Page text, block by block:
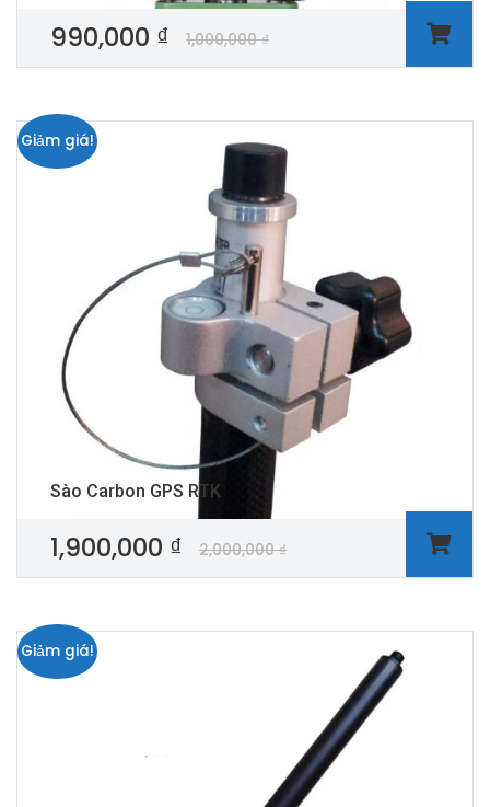
1,000,000₫
990,000 ₫
Giảm giá!
Sào Carbon GPS RTK
2,000,000₫
1,900,000 ₫
Giảm giá!